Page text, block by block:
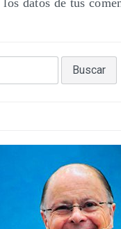
los datos de tus